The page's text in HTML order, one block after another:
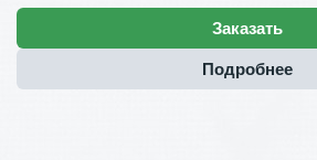
Заказать
Подробнее